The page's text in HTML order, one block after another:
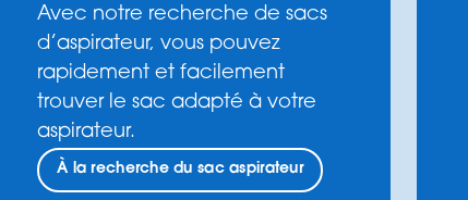
Avec notre recherche de sacs
d’aspirateur, vous pouvez
rapidement et facilement
trouver le sac adapté à votre
aspirateur.
À la recherche du sac aspirateur